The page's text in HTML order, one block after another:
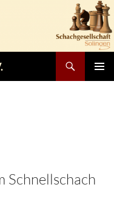
Schnellschach